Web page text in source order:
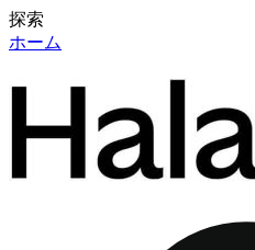
探索
ホーム